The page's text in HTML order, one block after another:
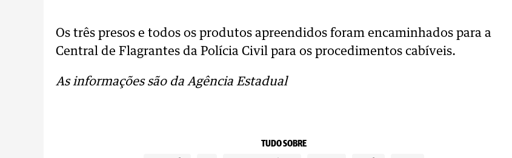
Os três presos e todos os produtos apreendidos foram encaminhados para a
Central de Flagrantes da Polícia Civil para os procedimentos cabíveis.
As informações são da Agência Estadual
TUDO SOBRE